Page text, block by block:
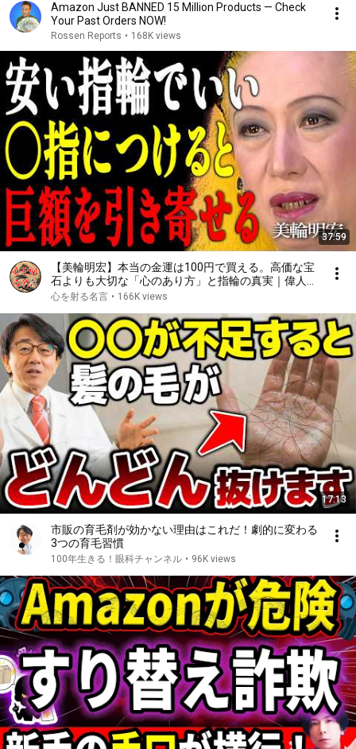
Amazon Just BANNED 15 Million Products — Check
Your Past Orders NOW!
Rossen Reports • 168K views
37:59
【美輪明宏】本当の金運は100円で買える。高価な宝
石よりも大切な「心のあり方」と指輪の真実｜偉人｜
名言｜言葉の力｜人生哲学｜
心を射る名言 • 166K views
17:13
市販の育毛剤が効かない理由はこれだ！劇的に変わる
3つの育毛習慣
100年生きる！眼科チャンネル • 96K views